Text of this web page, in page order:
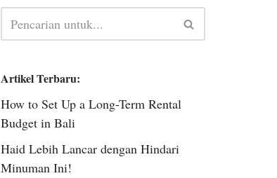
Artikel Terbaru:
How to Set Up a Long-Term Rental
Budget in Bali
Haid Lebih Lancar dengan Hindari
Minuman Ini!